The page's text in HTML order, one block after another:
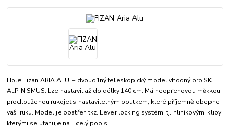
Hole Fizan ARIA ALU – dvoudílný teleskopický model vhodný pro SKI
ALPINISMUS. Lze nastavit až do délky 140 cm. Má neoprenovou měkkou
prodlouženou rukojeť s nastavitelným poutkem, které příjemně obepne
vaši ruku. Model je opatřen tkz. Lever locking systém, tj. hliníkovými klipy
kterými se utahuje na... celý popis